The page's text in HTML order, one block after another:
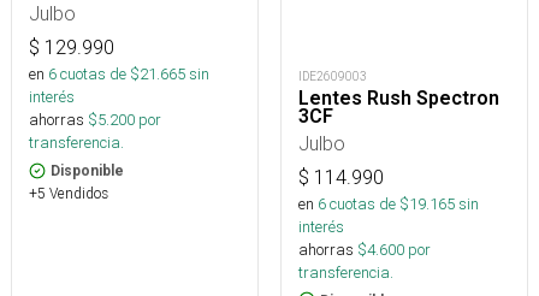
Julbo
$ 129.990
en 6cuotas de $21.665sin
interés
ahorras $5.200 por
transferencia.
Disponible
+5 Vendidos
IDE2609003
Lentes Rush Spectron
3CF
Julbo
$ 114.990
en 6cuotas de $19.165sin
interés
ahorras $4.600 por
transferencia.